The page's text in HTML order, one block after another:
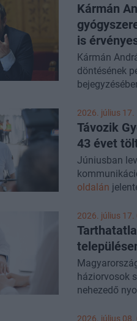
Kármán
is
Kármán
döntésének
2026. július
Távozik
43 évet
Júniusban
oldalán
2026. július
háziorvosok
nehezedő
praxis
2026. július 08.